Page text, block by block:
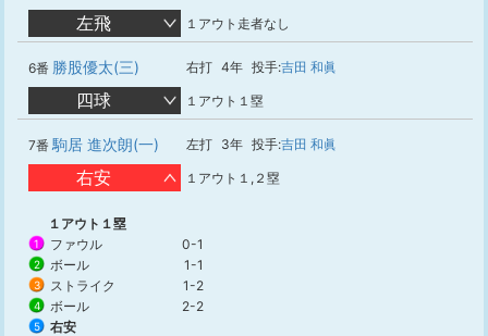
左飛 １アウト走者なし
6番 勝股優太(三) 右打 4年 投手:吉田 和眞
四球 １アウト１塁
7番駒居 進次朗(一) 左打 3年 投手:吉田 和眞
右安 １アウト１,２塁
１アウト１塁
1 ファウル 0-1
2 ボール 1-1
3 ストライク 1-2
4 ボール 2-2
5
右安